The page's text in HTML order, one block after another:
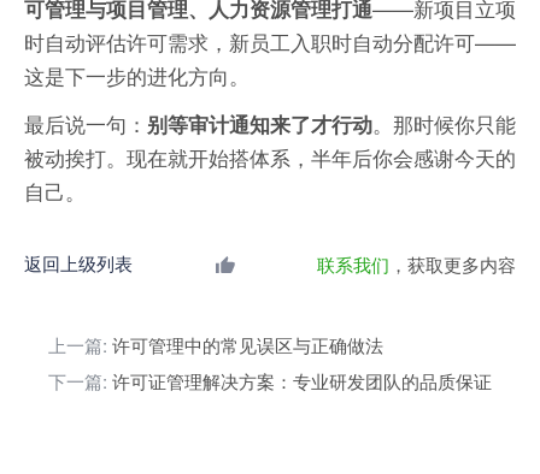
可管理与项目管理、人力资源管理打通——新项目立项
时自动评估许可需求，新员工入职时自动分配许可——
这是下一步的进化方向。
最后说一句： 别等审计通知来了才行动。那时候你只能
被动挨打。现在就开始搭体系，半年后你会感谢今天的
自己。
返回上级列表 联系我们 ，获取更多内容
上一篇: 许可管理中的常见误区与正确做法
下一篇: 许可证管理解决方案：专业研发团队的品质保证